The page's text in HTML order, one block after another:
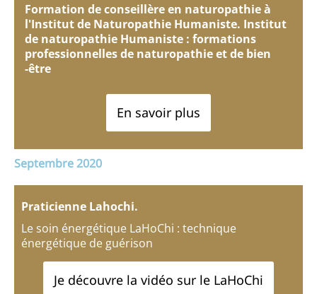
Formation de conseillère en naturopathie à
l'Institut de Naturopathie Humaniste. Institut
de naturopathie Humaniste : formations
professionnelles de naturopathie et de bien
-être
En savoir plus
Praticienne Lahochi.
Le soin énergétique LaHoChi : technique
énergétique de guérison
Je découvre la vidéo sur le LaHoChi
Septembre 2020